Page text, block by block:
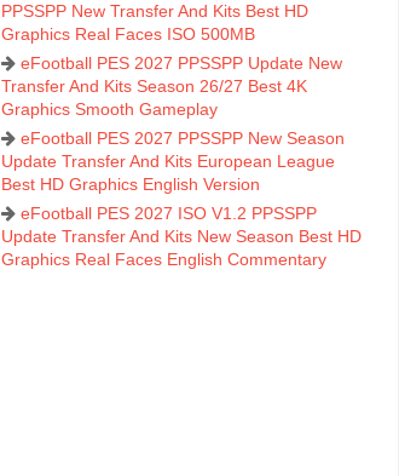
PPSSPP New Transfer And Kits Best HD
Graphics Real Faces ISO 500MB
eFootball PES 2027 PPSSPP Update New
Transfer And Kits Season 26/27 Best 4K
Graphics Smooth Gameplay
eFootball PES 2027 PPSSPP New Season
Update Transfer And Kits European League
Best HD Graphics English Version
eFootball PES 2027 ISO V1.2 PPSSPP
Update Transfer And Kits New Season Best HD
Graphics Real Faces English Commentary